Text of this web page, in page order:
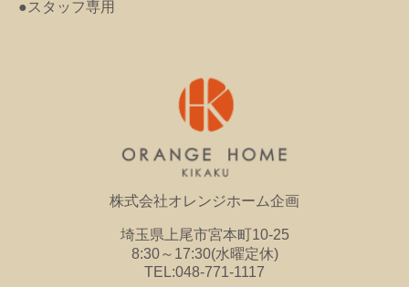
●スタッフ専用
株式会社オレンジホーム企画
埼玉県上尾市宮本町10-25
8:30～17:30(水曜定休)
TEL:048-771-1117